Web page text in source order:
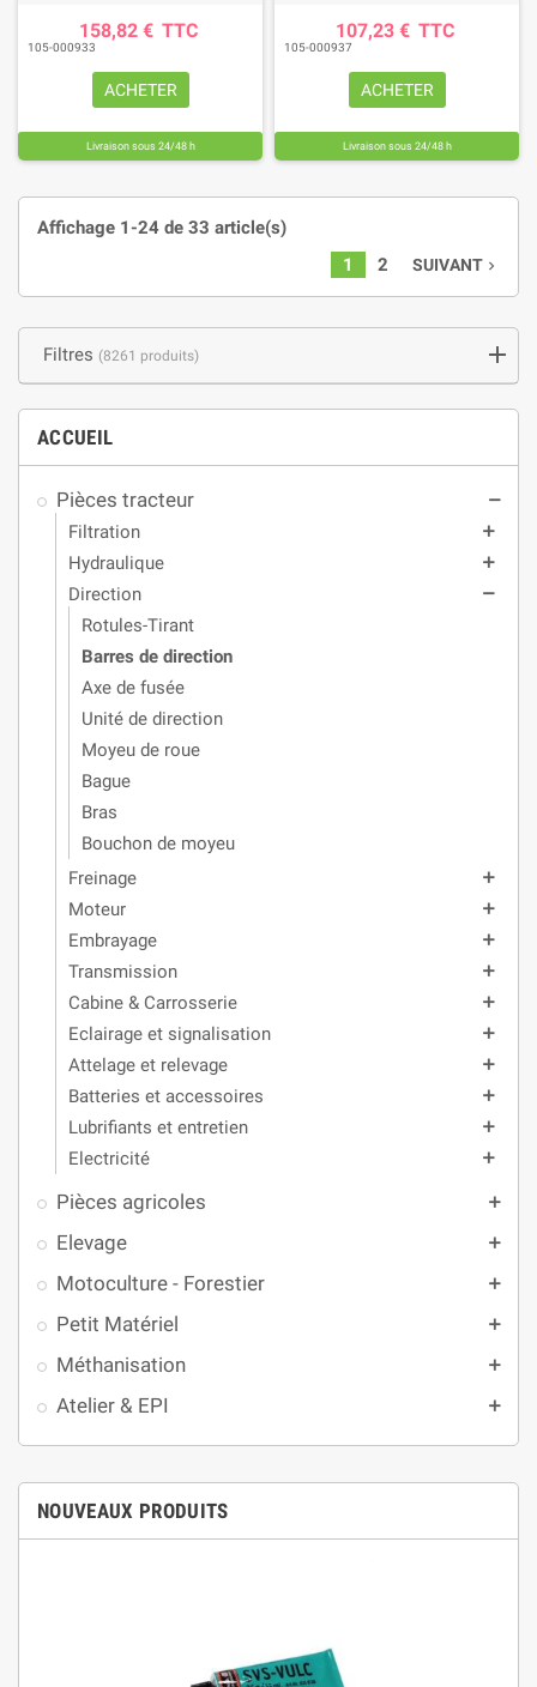
Filtres (8261 produits)
ACCUEIL
Pièces tracteur remove
Filtration add
Hydraulique add
Direction remove
Rotules-Tirant
Barres de direction
Axe de fusée
Unité de direction
Moyeu de roue
Bague
Bras
Bouchon de moyeu
Freinage
add
Moteur add
Embrayage add
Transmission add
Cabine & Carrosserie add
Eclairage et signalisation add
Attelage et relevage add
Batteries et accessoires add
Lubrifiants et entretien add
Electricité add
Pièces agricoles add
Elevage add
Motoculture - Forestier add
Petit Matériel add
Méthanisation add
Atelier & EPI add
NOUVEAUX PRODUITS
158,82 € TTC
105-000933
ACHETER
Livraison sous 24/48 h
107,23 € TTC
105-000937
ACHETER
Livraison sous 24/48 h
Affichage 1-24 de 33 article(s)
1
2 SUIVANT navigate_next